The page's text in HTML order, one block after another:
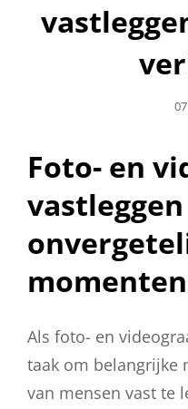
Foto- en
momenten
Als foto- en
taak om belangrijke
van mensen vast te